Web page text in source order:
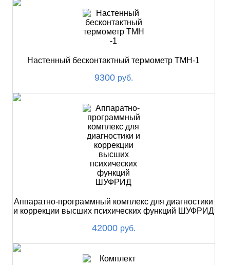
Настенный бесконтактный термометр ТМН-1
9300 руб.
Аппаратно-программный комплекс для диагностики
и коррекции высших психических функций ШУФРИД
42000 руб.